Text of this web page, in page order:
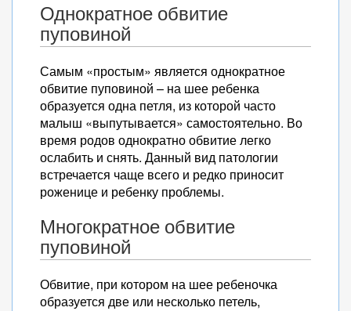
Однократное обвитие
пуповиной
Самым «простым» является однократное
обвитие пуповиной – на шее ребенка
образуется одна петля, из которой часто
малыш «выпутывается» самостоятельно. Во
время родов однократно обвитие легко
ослабить и снять. Данный вид патологии
встречается чаще всего и редко приносит
роженице и ребенку проблемы.
Многократное обвитие
пуповиной
Обвитие, при котором на шее ребеночка
образуется две или несколько петель,